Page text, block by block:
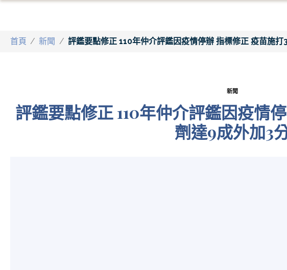
首頁 / 新聞 / 評鑑要點修正 110年仲介評鑑因疫情停辦 指標修正 疫苗施
新聞
評鑑要點修正 110年仲介評鑑因疫情
劑達9成外加3